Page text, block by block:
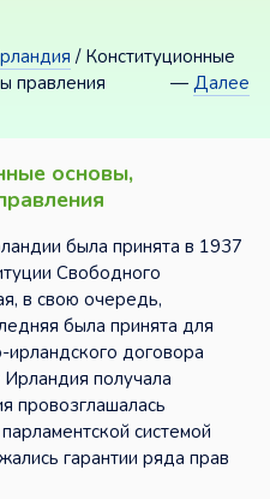
/ Конституционные
правления
—Далее
основы,
была принята в 1937
Свободного
в свою очередь,
была принята для
договора
получала
провозглашалась
системой
гарантии ряда прав